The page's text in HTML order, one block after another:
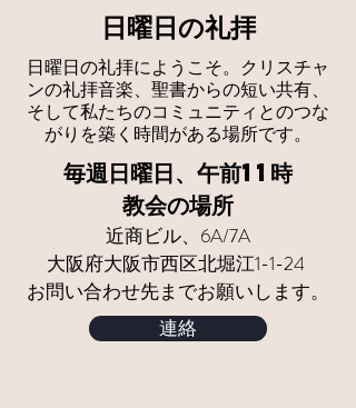
日曜日の礼拝
日曜日の礼拝にようこそ。クリスチャ
ンの礼拝音楽、聖書からの短い共有、
そして私たちのコミュニティとのつな
がりを築く時間がある場所です。
毎週日曜日、午前11時
教会の場所
近商ビル、6A/7A
大阪府大阪市西区北堀江1-1-24
お問い合わせ先までお願いします。
連絡